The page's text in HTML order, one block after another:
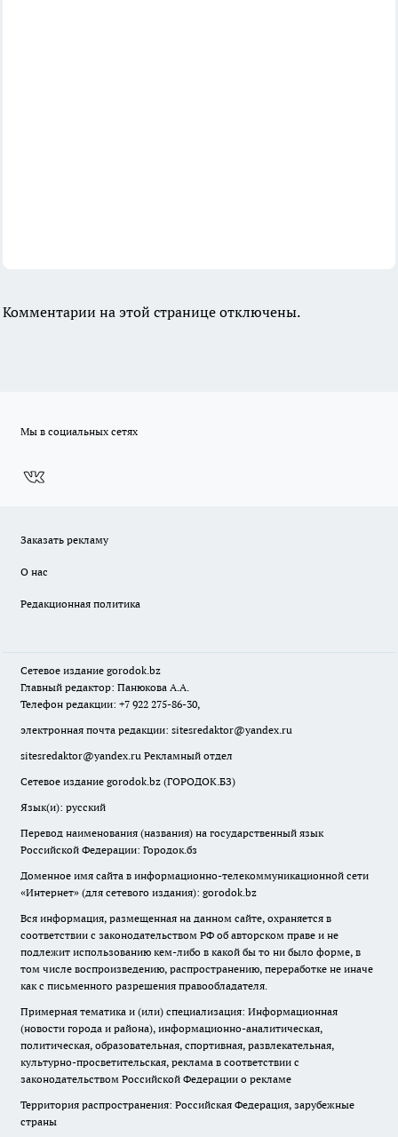
Комментарии на этой странице отключены.
Мы в социальных сетях
Заказать рекламу
О нас
Редакционная политика
Сетевое издание gorodok.bz
Главный редактор: Панюкова А.А.
Телефон редакции: +7 922 275-86-30,
электронная почта редакции: sitesredaktor@yandex.ru
sitesredaktor@yandex.ru Рекламный отдел
Сетевое издание gorodok.bz (ГОРОДОК.БЗ)
Язык(и): русский
Перевод наименования (названия) на государственный язык
Российской Федерации: Городок.бз
Доменное имя сайта в информационно-телекоммуникационной сети
«Интернет» (для сетевого издания): gorodok.bz
Вся информация, размещенная на данном сайте, охраняется в
соответствии с законодательством РФ об авторском праве и не
подлежит использованию кем-либо в какой бы то ни было форме, в
том числе воспроизведению, распространению, переработке не иначе
как с письменного разрешения правообладателя.
Примерная тематика и (или) специализация: Информационная
(новости города и района), информационно-аналитическая,
политическая, образовательная, спортивная, развлекательная,
культурно-просветительская, реклама в соответствии с
законодательством Российской Федерации о рекламе
Территория распространения: Российская Федерация, зарубежные
страны